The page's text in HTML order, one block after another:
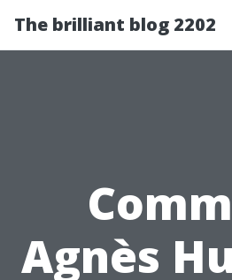
The brilliant blog 2202
Agnès